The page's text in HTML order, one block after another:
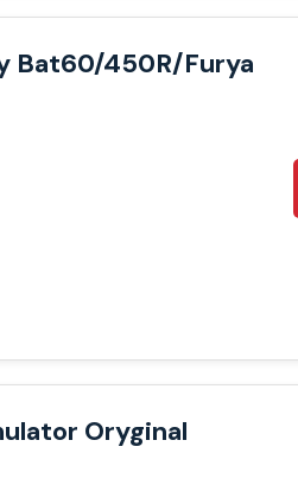
Bat60/450R/Furya
Oryginal